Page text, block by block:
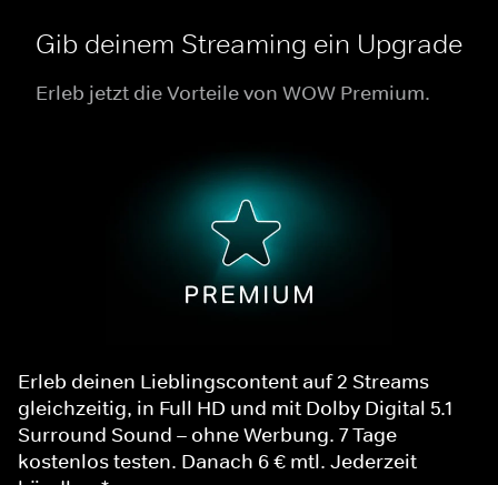
Gib deinem Streaming ein Upgrade
Erleb jetzt die Vorteile von WOW Premium.
Erleb deinen Lieblingscontent auf 2 Streams
gleichzeitig, in Full HD und mit Dolby Digital 5.1
Surround Sound – ohne Werbung. 7 Tage
kostenlos testen. Danach 6 € mtl. Jederzeit